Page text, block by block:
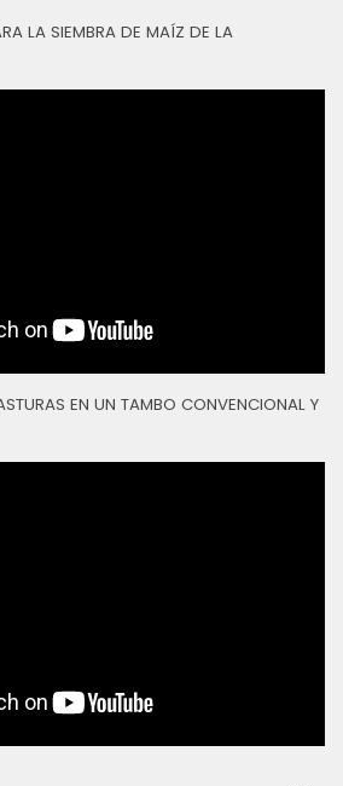
LA SIEMBRA DE MAÍZ DE LA
EN UN TAMBO CONVENCIONAL Y